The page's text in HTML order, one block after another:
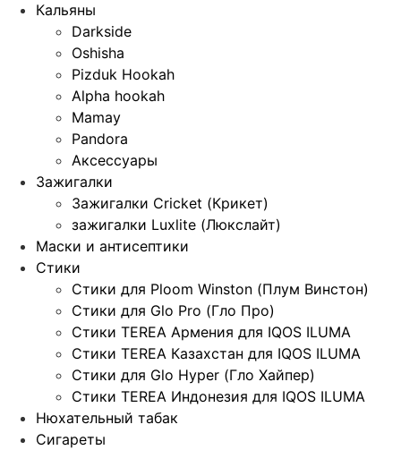
Кальяны
Darkside
Oshisha
Pizduk Hookah
Alpha hookah
Mamay
Pandora
Аксессуары
Зажигалки
Зажигалки Cricket (Крикет)
зажигалки Luxlite (Люкслайт)
Маски и антисептики
Стики
Стики для Ploom Winston (Плум Винстон)
Стики для Glo Pro (Гло Про)
Стики TEREA Армения для IQOS ILUMA
Стики TEREA Казахстан для IQOS ILUMA
Стики для Glo Hyper (Гло Хайпер)
Стики TEREA Индонезия для IQOS ILUMA
Нюхательный табак
Сигареты